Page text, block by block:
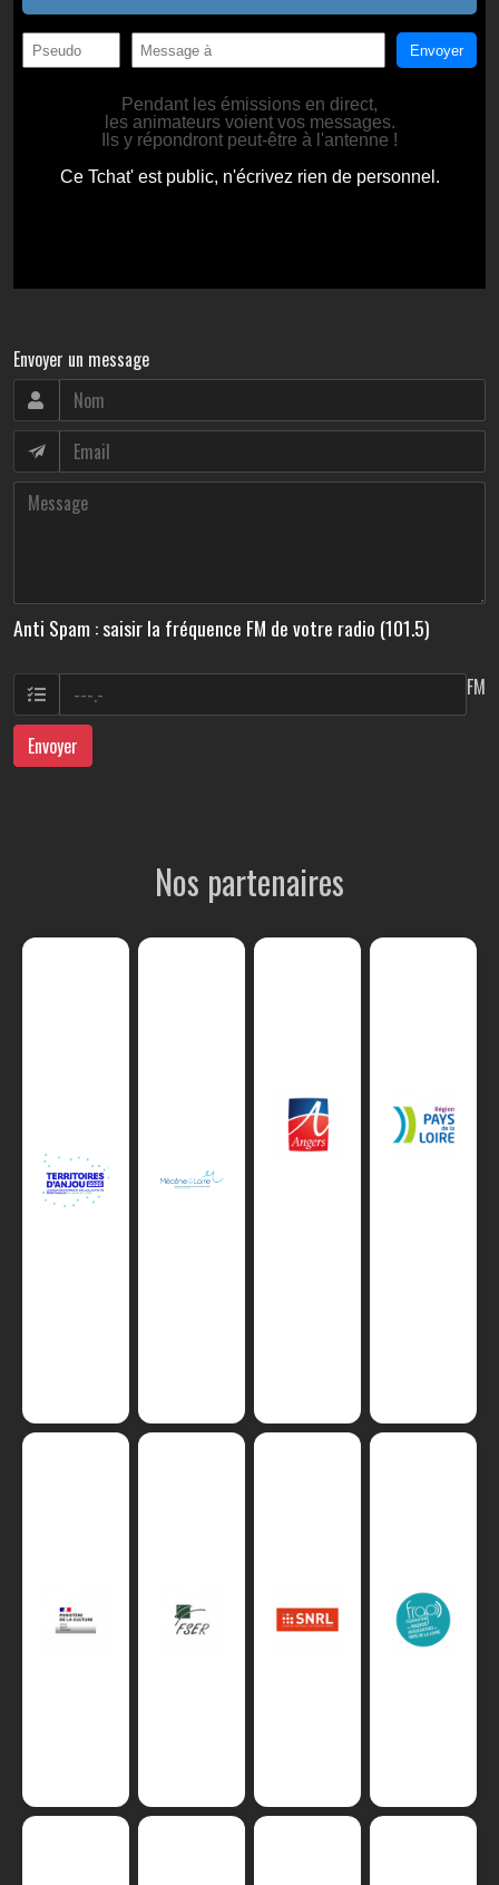
Envoyer un message
Anti Spam : saisir la fréquence FM de votre radio (101.5)
FM
Envoyer
Nos partenaires